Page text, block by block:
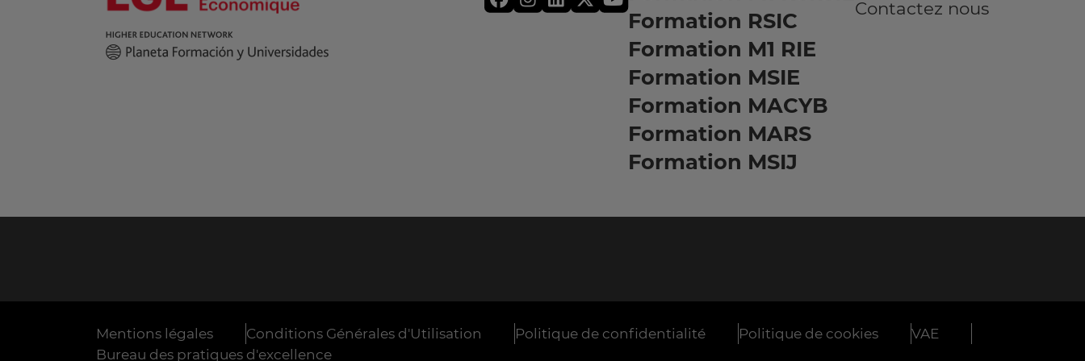
Formation RSIC
Formation M1 RIE
Formation MSIE
Formation MACYB
Formation MARS
Formation MSIJ
Contactez nous
Mentions légales Conditions Générales d'Utilisation Politique de confidentialité Politique de cookies
VAE
Bureau des pratiques d'excellence